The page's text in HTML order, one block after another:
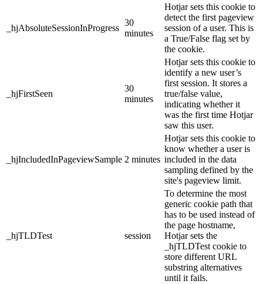
_hjAbsoluteSessionInProgress
30
minutes
Hotjar sets this cookie to
detect the first pageview
session of a user. This is
a True/False flag set by
the cookie.
_hjFirstSeen
30
minutes
Hotjar sets this cookie to
identify a new user’s
first session. It stores a
true/false value,
indicating whether it
was the first time Hotjar
saw this user.
_hjIncludedInPageviewSample 2 minutes
Hotjar sets this cookie to
know whether a user is
included in the data
sampling defined by the
site's pageview limit.
_hjTLDTest session
To determine the most
generic cookie path that
has to be used instead of
the page hostname,
Hotjar sets the
_hjTLDTest cookie to
store different URL
substring alternatives
until it fails.